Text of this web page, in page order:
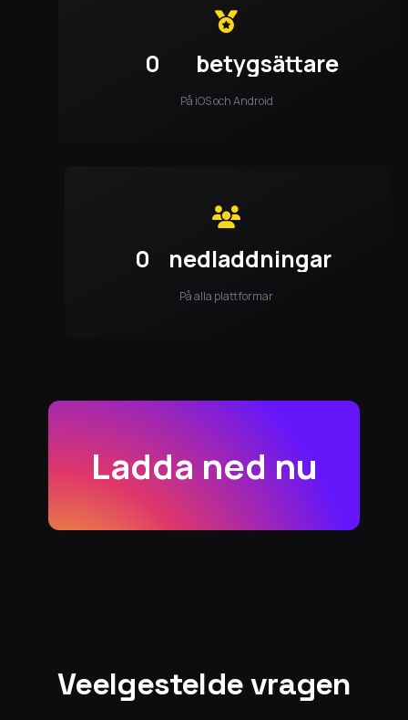
0 betygsättare
På iOS och Android
0 nedladdningar
På alla plattformar
Ladda ned nu
Veelgestelde vragen